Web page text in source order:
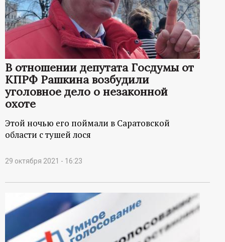
В отношении депутата Госдумы от
КПРФ Рашкина возбудили
уголовное дело о незаконной
охоте
Этой ночью его поймали в Саратовской
области с тушей лося
29 октября 2021 - 16:23